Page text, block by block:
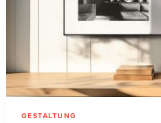
GESTALTUNG